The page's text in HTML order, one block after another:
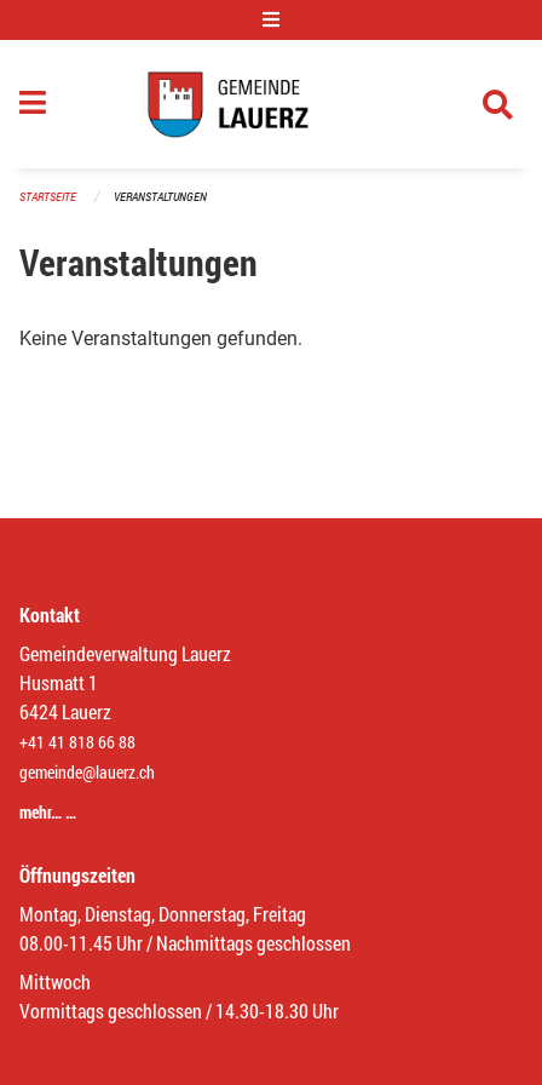
STARTSEITE VERANSTALTUNGEN
Veranstaltungen
Keine Veranstaltungen gefunden.
Kontakt
Gemeindeverwaltung Lauerz
Husmatt 1
6424 Lauerz
+41 41 818 66 88
gemeinde@lauerz.ch
mehr… …
Öffnungszeiten
Montag, Dienstag, Donnerstag, Freitag
08.00-11.45 Uhr / Nachmittags geschlossen
Mittwoch
Vormittags geschlossen / 14.30-18.30 Uhr